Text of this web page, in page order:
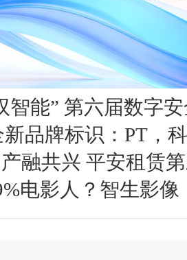
智能” 第六届数字
品牌标识：PT，
融共兴 平安租赁